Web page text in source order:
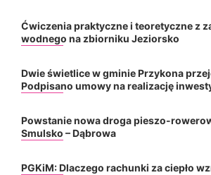
Ćwiczenia praktyczne i teoretyczne z
wodnego na zbiorniku Jeziorsko
Dwie świetlice w gminie Przykona
Podpisano umowy na realizację
Powstanie nowa droga pieszo-
Smulsko – Dąbrowa
PGKiM: Dlaczego rachunki za ciepło